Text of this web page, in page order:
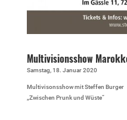
Multivisionsshow
Samstag, 18. Januar 2020
Multivisonsshow mit Steffen Burger
„Zwischen Prunk und Wüste“